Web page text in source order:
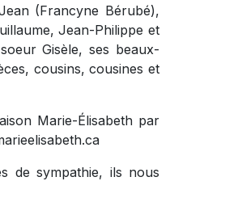
(Francyne Bérubé),
Jean-Philippe et
Gisèle, ses beaux-
cousins, cousines et
Marie-Élisabeth par
de sympathie, ils nous